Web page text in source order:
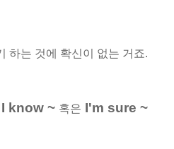
하는 것에 확신이 없는 거죠.
I know ~ 혹은 I'm sure ~